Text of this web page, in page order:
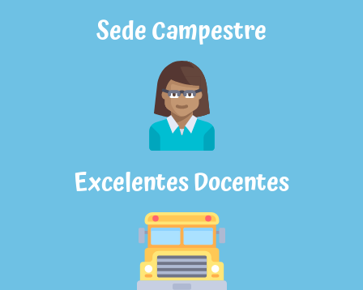
Sede Campestre
Excelentes Docentes